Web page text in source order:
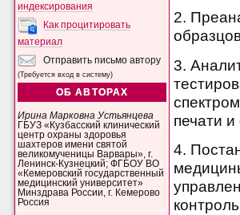
индексирования
Как процитировать
материал
Отправить письмо автору
(Требуется вход в систему)
ОБ АВТОРАХ
Ирина Марковна Устьянцева
ГБУЗ «Кузбасский клинический
центр охраны здоровья
шахтеров имени святой
великомученицы Варвары», г.
Ленинск-Кузнецкий; ФГБОУ ВО
«Кемеровский государственный
медицинский университет»
Минздрава России, г. Кемерово
Россия
2.
3.
печати
4.